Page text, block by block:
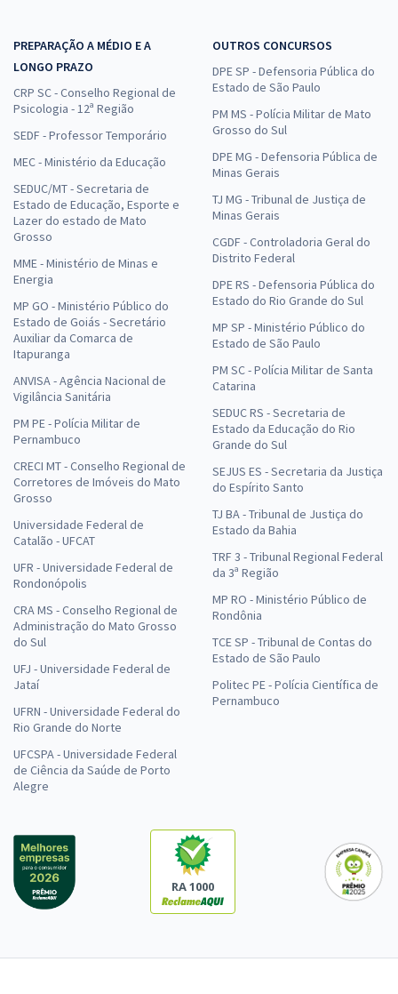
PREPARAÇÃO A MÉDIO E A
LONGO PRAZO
CRP SC - Conselho Regional de
Psicologia - 12ª Região
SEDF - Professor Temporário
MEC - Ministério da Educação
SEDUC/MT - Secretaria de
Estado de Educação, Esporte e
Lazer do estado de Mato
Grosso
MME - Ministério de Minas e
Energia
MP GO - Ministério Público do
Estado de Goiás - Secretário
Auxiliar da Comarca de
Itapuranga
ANVISA - Agência Nacional de
Vigilância Sanitária
PM PE - Polícia Militar de
Pernambuco
CRECI MT - Conselho Regional de
Corretores de Imóveis do Mato
Grosso
Universidade Federal de
Catalão - UFCAT
UFR - Universidade Federal de
Rondonópolis
CRA MS - Conselho Regional de
Administração do Mato Grosso
do Sul
UFJ - Universidade Federal de
Jataí
UFRN - Universidade Federal do
Rio Grande do Norte
UFCSPA - Universidade Federal
de Ciência da Saúde de Porto
Alegre
OUTROS CONCURSOS
DPE SP - Defensoria Pública do
Estado de São Paulo
PM MS - Polícia Militar de Mato
Grosso do Sul
DPE MG - Defensoria Pública de
Minas Gerais
TJ MG - Tribunal de Justiça de
Minas Gerais
CGDF - Controladoria Geral do
Distrito Federal
DPE RS - Defensoria Pública do
Estado do Rio Grande do Sul
MP SP - Ministério Público do
Estado de São Paulo
PM SC - Polícia Militar de Santa
Catarina
SEDUC RS - Secretaria de
Estado da Educação do Rio
Grande do Sul
SEJUS ES - Secretaria da Justiça
do Espírito Santo
TJ BA - Tribunal de Justiça do
Estado da Bahia
TRF 3 - Tribunal Regional Federal
da 3ª Região
MP RO - Ministério Público de
Rondônia
TCE SP - Tribunal de Contas do
Estado de São Paulo
Politec PE - Polícia Científica de
Pernambuco
RA 1000